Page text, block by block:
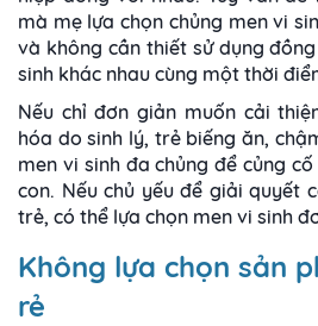
mà mẹ lựa chọn chủng men vi
và không cần thiết sử dụng
sinh khác nhau cùng một thời
Nếu chỉ đơn giản muốn cải
hóa do sinh lý, trẻ biếng ăn,
men vi sinh đa chủng để củng
con. Nếu chủ yếu để giải quyết
trẻ, có thể lựa chọn men vi sinh
Không lựa chọn sản
rẻ